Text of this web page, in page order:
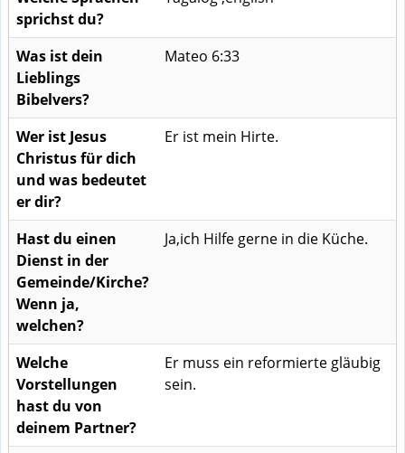
sprichst du?
Was ist dein
Lieblings
Bibelvers?
Mateo 6:33
Wer ist Jesus
Christus für dich
und was bedeutet
er dir?
Er ist mein Hirte.
Hast du einen
Dienst in der
Gemeinde/Kirche?
Wenn ja,
welchen?
Ja,ich Hilfe gerne in die Küche.
Welche
Vorstellungen
hast du von
deinem Partner?
Er muss ein reformierte gläubig
sein.